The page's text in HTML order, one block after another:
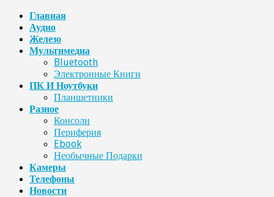
Главная
Аудио
Железо
Мультимедиа
Bluetooth
Электронные Книги
ПК И Ноутбуки
Планшетники
Разное
Консоли
Периферия
Ebook
Необычные Подарки
Камеры
Телефоны
Новости